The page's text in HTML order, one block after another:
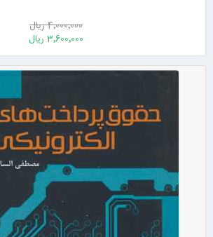
4٬000٬000 ریال
3٬600٬000 ریال